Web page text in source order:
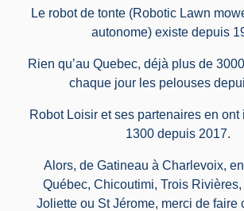
Le robot de tonte (Robotic Lawn
autonome) existe depuis
Rien qu’au Quebec, déjà plus de
chaque jour les pelouses
Robot Loisir et ses partenaires en
1300 depuis 2017.
Alors, de Gatineau à Charlevoix,
Québec, Chicoutimi, Trois
Joliette ou St Jérome, merci de faire